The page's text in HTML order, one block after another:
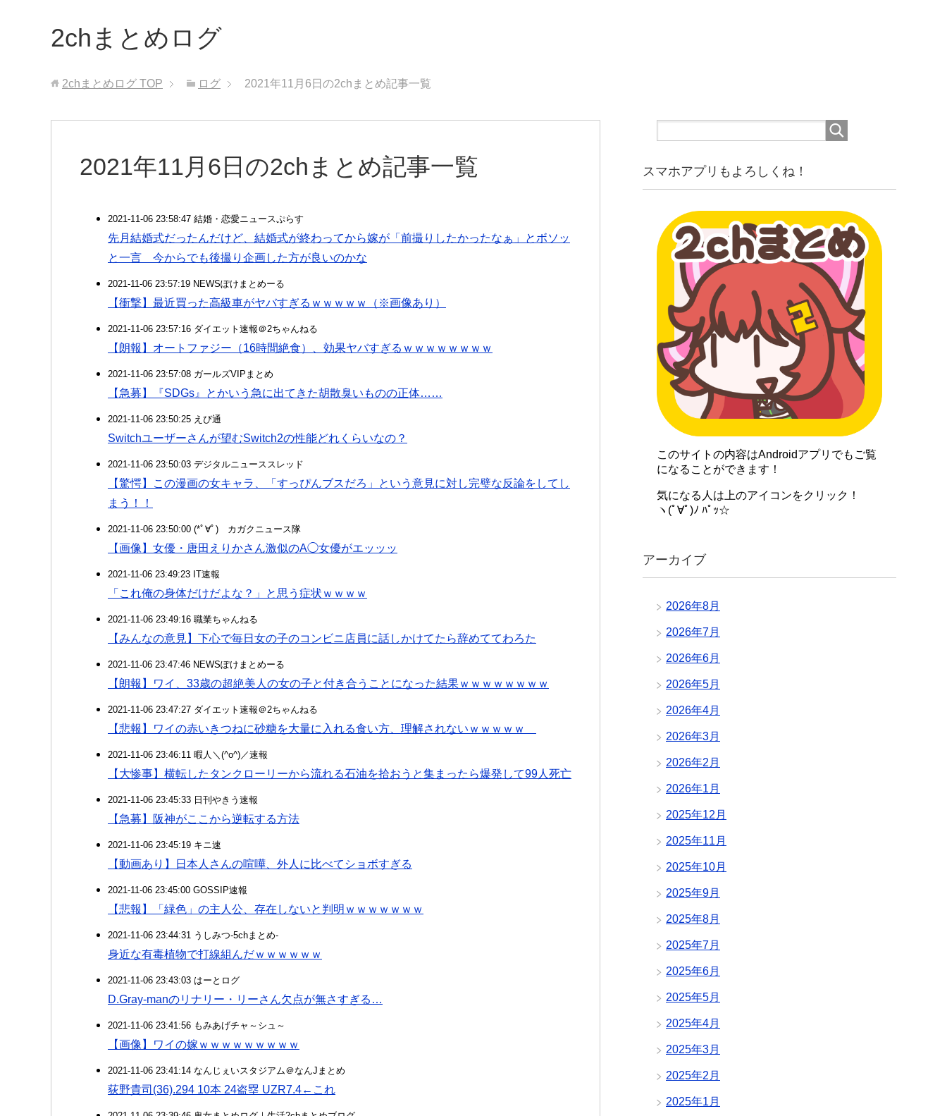
2chまとめログ
2chまとめログ TOP ログ 2021年11月6日の2chまとめ記事一覧
2021年11月6日の2chまとめ記事一覧
2021-11-06 23:58:47 結婚・恋愛ニュースぷらす
先月結婚式だったんだけど、結婚式が終わってから嫁が「前撮りしたかったなぁ」とボソッ
と一言 今からでも後撮り企画した方が良いのかな
2021-11-06 23:57:19 NEWSぽけまとめーる
【衝撃】最近買った高級車がヤバすぎるｗｗｗｗｗ（※画像あり）
2021-11-06 23:57:16 ダイエット速報＠2ちゃんねる
【朗報】オートファジー（16時間絶食）、効果ヤバすぎるｗｗｗｗｗｗｗｗ
2021-11-06 23:57:08 ガールズVIPまとめ
【急募】『SDGs』とかいう急に出てきた胡散臭いものの正体……
2021-11-06 23:50:25 えび通
Switchユーザーさんが望むSwitch2の性能どれくらいなの？
2021-11-06 23:50:03 デジタルニューススレッド
【驚愕】この漫画の女キャラ、「すっぴんブスだろ」という意見に対し完璧な反論をしてし
まう！！
2021-11-06 23:50:00 (*ﾟ∀ﾟ)ゞカガクニュース隊
【画像】女優・唐田えりかさん激似のA◯女優がエッッッ
2021-11-06 23:49:23 IT速報
「これ俺の身体だけだよな？」と思う症状ｗｗｗｗ
2021-11-06 23:49:16 職業ちゃんねる
【みんなの意見】下心で毎日女の子のコンビニ店員に話しかけてたら辞めててわろた
2021-11-06 23:47:46 NEWSぽけまとめーる
【朗報】ワイ、33歳の超絶美人の女の子と付き合うことになった結果ｗｗｗｗｗｗｗｗ
2021-11-06 23:47:27 ダイエット速報＠2ちゃんねる
【悲報】ワイの赤いきつねに砂糖を大量に入れる食い方、理解されないｗｗｗｗｗ
2021-11-06 23:46:11 暇人＼(^o^)／速報
【大惨事】横転したタンクローリーから流れる石油を拾おうと集まったら爆発して99人死亡
2021-11-06 23:45:33 日刊やきう速報
【急募】阪神がここから逆転する方法
2021-11-06 23:45:19 キニ速
【動画あり】日本人さんの喧嘩、外人に比べてショボすぎる
2021-11-06 23:45:00 GOSSIP速報
【悲報】「緑色」の主人公、存在しないと判明ｗｗｗｗｗｗｗ
2021-11-06 23:44:31 うしみつ-5chまとめ-
身近な有毒植物で打線組んだｗｗｗｗｗｗ
2021-11-06 23:43:03 はーとログ
D.Gray-manのリナリー・リーさん欠点が無さすぎる…
2021-11-06 23:41:56 もみあげチャ～シュ～
【画像】ワイの嫁ｗｗｗｗｗｗｗｗｗ
2021-11-06 23:41:14 なんじぇいスタジアム＠なんJまとめ
荻野貴司(36).294 10本 24盗塁 UZR7.4←これ
スマホアプリもよろしくね！
このサイトの内容はAndroidアプリでもご覧
になることができます！
気になる人は上のアイコンをクリック！
ヽ(ﾟ∀ﾟ)ﾉ ﾊﾟｯ☆
アーカイブ
2026年8月
2026年7月
2026年6月
2026年5月
2026年4月
2026年3月
2026年2月
2026年1月
2025年12月
2025年11月
2025年10月
2025年9月
2025年8月
2025年7月
2025年6月
2025年5月
2025年4月
2025年3月
2025年2月
2025年1月